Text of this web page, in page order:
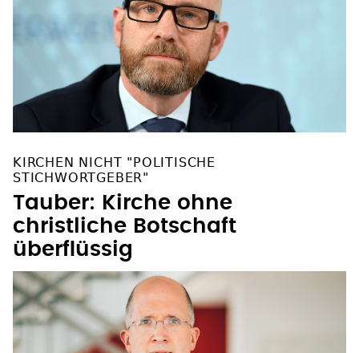
KIRCHEN NICHT "POLITISCHE
STICHWORTGEBER"
Tauber: Kirche ohne
christliche Botschaft
überflüssig